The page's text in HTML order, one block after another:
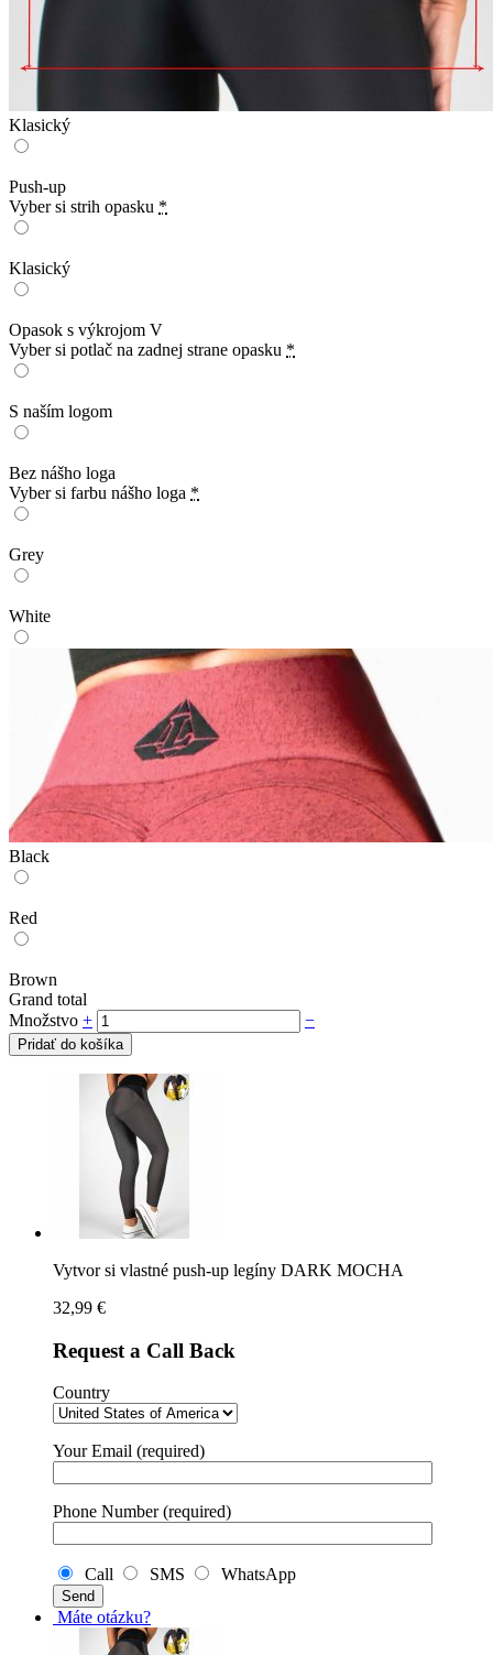
Klasický
Push-up
Vyber si strih opasku *
Klasický
Opasok s výkrojom V
Vyber si potlač na zadnej strane opasku *
S naším logom
Bez nášho loga
Vyber si farbu nášho loga *
Grey
White
Black
Red
Brown
Grand total
Množstvo + −
Pridať do košíka
Vytvor si vlastné push-up legíny DARK MOCHA
32,99 €
Request a Call Back
Country
Your Email (required)
Phone Number (required)
Call SMS WhatsApp
Máte otázku?